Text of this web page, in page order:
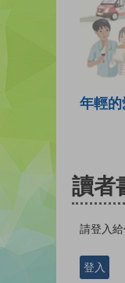
年輕的
讀者
請登入
登入